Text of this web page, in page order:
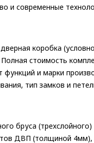
и современные
коробка
стоимость
и марки
тип замков и
бруса
ДВП (толщиной